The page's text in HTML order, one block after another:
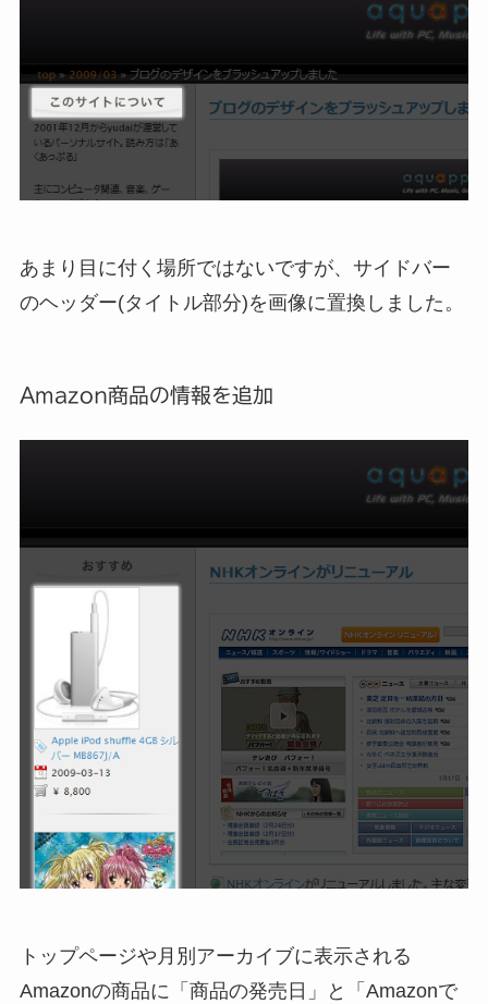
あまり目に付く場所ではないですが、サイドバー
のヘッダー(タイトル部分)を画像に置換しました。
Amazon商品の情報を追加
トップページや月別アーカイブに表示される
Amazonの商品に「商品の発売日」と「Amazonで